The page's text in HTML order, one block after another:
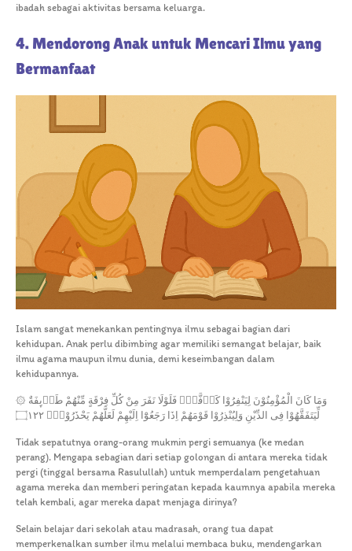
ibadah sebagai aktivitas bersama keluarga.
4. Mendorong Anak untuk Mencari Ilmu yang
Bermanfaat
Islam sangat menekankan pentingnya ilmu sebagai bagian dari
kehidupan. Anak perlu dibimbing agar memiliki semangat belajar, baik
ilmu agama maupun ilmu dunia, demi keseimbangan dalam
kehidupannya.
۞ وَمَا كَانَ الْمُؤْمِنُوْنَ لِيَنْفِرُوْا كَاۤفَّةًۗ فَلَوْلَا نَفَرَ مِنْ كُلِّ فِرْقَةٍ مِّنْهُمْ طَاۤىِٕفَةٌ
لِّيَتَفَقَّهُوْا فِى الدِّيْنِ وَلِيُنْذِرُوْا قَوْمَهُمْ اِذَا رَجَعُوْٓا اِلَيْهِمْ لَعَلَّهُمْ يَحْذَرُوْنَࣖ ۝١٢٢
Tidak sepatutnya orang-orang mukmin pergi semuanya (ke medan
perang). Mengapa sebagian dari setiap golongan di antara mereka tidak
pergi (tinggal bersama Rasulullah) untuk memperdalam pengetahuan
agama mereka dan memberi peringatan kepada kaumnya apabila mereka
telah kembali, agar mereka dapat menjaga dirinya?
Selain belajar dari sekolah atau madrasah, orang tua dapat
memperkenalkan sumber ilmu melalui membaca buku, mendengarkan